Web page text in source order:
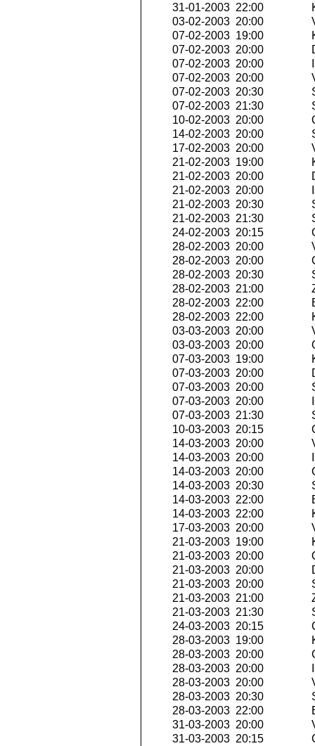
31-01-2003 22:00
03-02-2003 20:00
07-02-2003 19:00
07-02-2003 20:00
07-02-2003 20:00
07-02-2003 20:00
07-02-2003 20:30
07-02-2003 21:30
10-02-2003 20:00
14-02-2003 20:00
17-02-2003 20:00
21-02-2003 19:00
21-02-2003 20:00
21-02-2003 20:00
21-02-2003 20:30
21-02-2003 21:30
24-02-2003 20:15
28-02-2003 20:00
28-02-2003 20:00
28-02-2003 20:30
28-02-2003 21:00
28-02-2003 22:00
28-02-2003 22:00
03-03-2003 20:00
03-03-2003 20:00
07-03-2003 19:00
07-03-2003 20:00
07-03-2003 20:00
07-03-2003 20:00
07-03-2003 21:30
10-03-2003 20:15
14-03-2003 20:00
14-03-2003 20:00
14-03-2003 20:00
14-03-2003 20:30
14-03-2003 22:00
14-03-2003 22:00
17-03-2003 20:00
21-03-2003 19:00
21-03-2003 20:00
21-03-2003 20:00
21-03-2003 20:00
21-03-2003 21:00
21-03-2003 21:30
24-03-2003 20:15
28-03-2003 19:00
28-03-2003 20:00
28-03-2003 20:00
28-03-2003 20:00
28-03-2003 20:30
28-03-2003 22:00
31-03-2003 20:00
31-03-2003 20:15